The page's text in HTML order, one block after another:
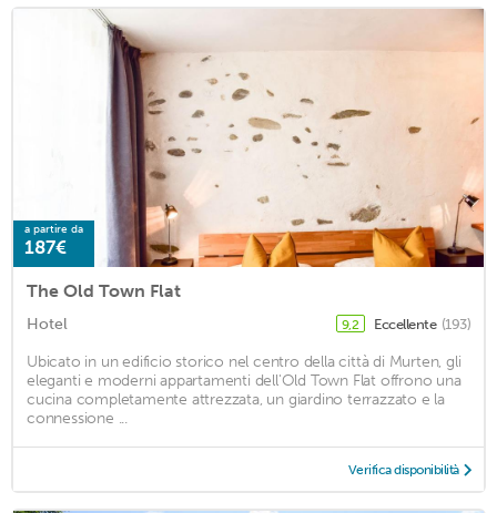
a partire da
187€
The Old Town Flat
Hotel 9,2 Eccellente (193)
Ubicato in un edificio storico nel centro della città di Murten, gli
eleganti e moderni appartamenti dell'Old Town Flat offrono una
cucina completamente attrezzata, un giardino terrazzato e la
connessione ...
Verifica disponibilità